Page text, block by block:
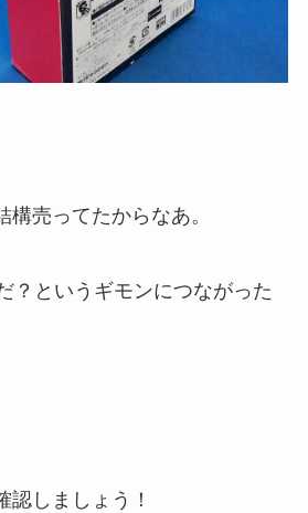
構売ってたからなあ。
？というギモンにつながった
認しましょう！